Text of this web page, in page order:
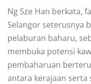
Ng Sze Han berkata,
Selangor seterusnya
pelaburan baharu,
membuka potensi
pembaharuan
antara kerajaan serta